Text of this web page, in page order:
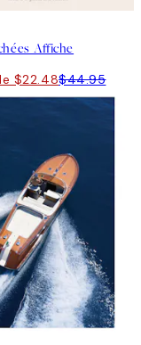
Affiche
$22.48$44.95